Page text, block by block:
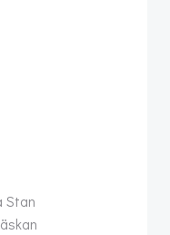
Stan